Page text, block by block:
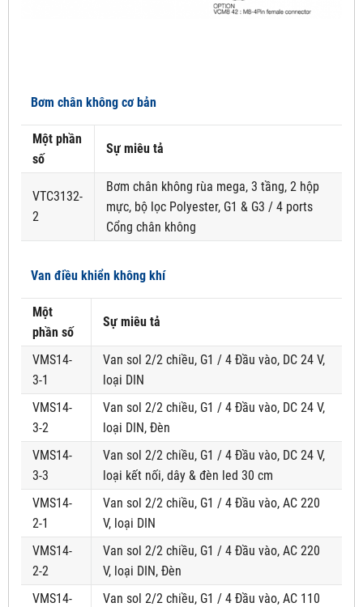
Bơm chân không cơ bản
Một phần
số
Sự miêu tả
VTC3132-
2
Bơm chân không rùa mega, 3 tầng, 2 hộp
mực, bộ lọc Polyester, G1 & G3 / 4 ports
Cổng chân không
Van điều khiển không khí
Một
phần số
Sự miêu tả
VMS14-
3-1
Van sol 2/2 chiều, G1 / 4 Đầu vào, DC 24 V,
loại DIN
VMS14-
3-2
Van sol 2/2 chiều, G1 / 4 Đầu vào, DC 24 V,
loại DIN, Đèn
VMS14-
3-3
Van sol 2/2 chiều, G1 / 4 Đầu vào, DC 24 V,
loại kết nối, dây & đèn led 30 cm
VMS14-
2-1
Van sol 2/2 chiều, G1 / 4 Đầu vào, AC 220
V, loại DIN
VMS14-
2-2
Van sol 2/2 chiều, G1 / 4 Đầu vào, AC 220
V, loại DIN, Đèn
VMS14-
Van sol 2/2 chiều, G1 / 4 Đầu vào, AC 110